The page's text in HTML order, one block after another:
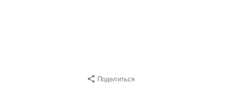
Поделиться